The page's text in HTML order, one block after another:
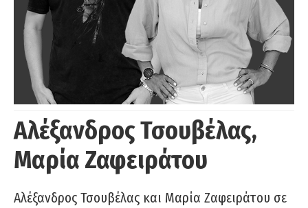
Αλέξανδρος Τσουβέλας,
Μαρία Ζαφειράτου
Αλέξανδρος Τσουβέλας και Μαρία Ζαφειράτου σε